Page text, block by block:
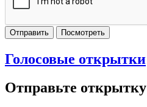
Отправить Посмотреть
Голосовые открытки
Отправьте открытку